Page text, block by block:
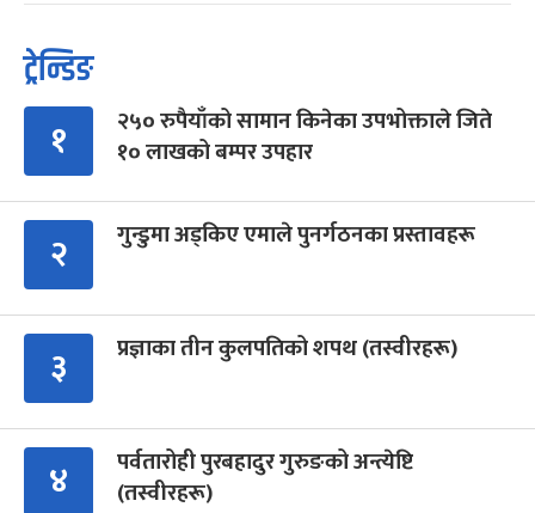
ट्रेन्डिङ
१
२५० रुपैयाँको सामान किनेका उपभोक्ताले जिते
१० लाखको बम्पर उपहार
२ गुन्डुमा अड्किए एमाले पुनर्गठनका प्रस्तावहरू
३ प्रज्ञाका तीन कुलपतिको शपथ (तस्वीरहरू)
४
पर्वतारोही पुरबहादुर गुरुङको अन्त्येष्टि
(तस्वीरहरू)